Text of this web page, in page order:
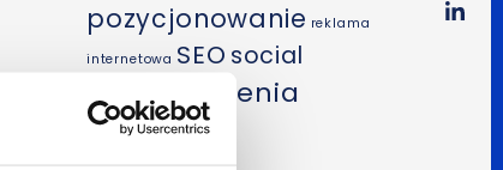
pozycjonowanie reklama
internetowa SEO social
media szkolenia
wideo